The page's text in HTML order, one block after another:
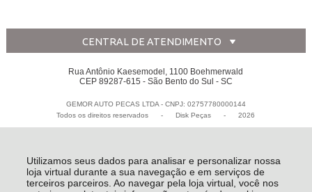
Utilizamos seus dados para analisar e personalizar nossa
loja virtual durante a sua navegação e em serviços de
terceiros parceiros. Ao navegar pela loja virtual, você nos
CENTRAL DE ATENDIMENTO
Rua Antônio Kaesemodel, 1100 Boehmerwald
CEP 89287-615 - São Bento do Sul - SC
GEMOR AUTO PECAS LTDA - CNPJ: 02757780000144
Todos os direitos reservados
- Disk Peças - 2026